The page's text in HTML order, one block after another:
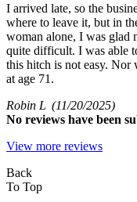
I arrived late, so the
where to leave it, but in
woman alone, I was glad
quite difficult. I was able
this hitch is not easy.
at age 71.
Robin L (11/20/2025)
No reviews have been
View more reviews
Back
To Top